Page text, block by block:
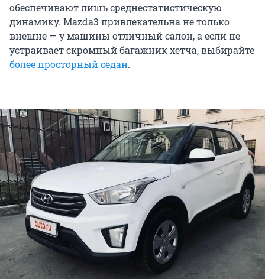
обеспечивают лишь среднестатистическую
динамику. Mazda3 привлекательна не только
внешне — у машины отличный салон, а если не
устраивает скромный багажник хетча, выбирайте
более просторный седан.